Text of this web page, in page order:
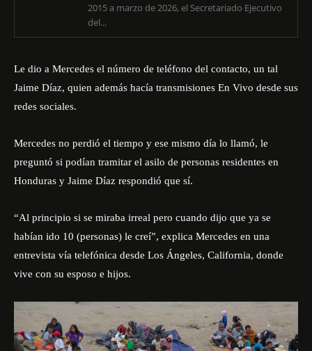
2015 a marzo de 2026, el Secretariado Ejecutivo
del...
Le dio a Mercedes el número de teléfono del contacto, un tal
Jaime Díaz, quien además hacía transmisiones En Vivo desde sus
redes sociales.
Mercedes no perdió el tiempo y ese mismo día lo llamó, le
preguntó si podían tramitar el asilo de personas residentes en
Honduras y Jaime Díaz respondió que sí.
“Al principio si se miraba irreal pero cuando dijo que ya se
habían ido 10 (personas) le creí”, explica Mercedes en una
entrevista vía telefónica desde Los Ángeles, California, donde
vive con su esposo e hijos.